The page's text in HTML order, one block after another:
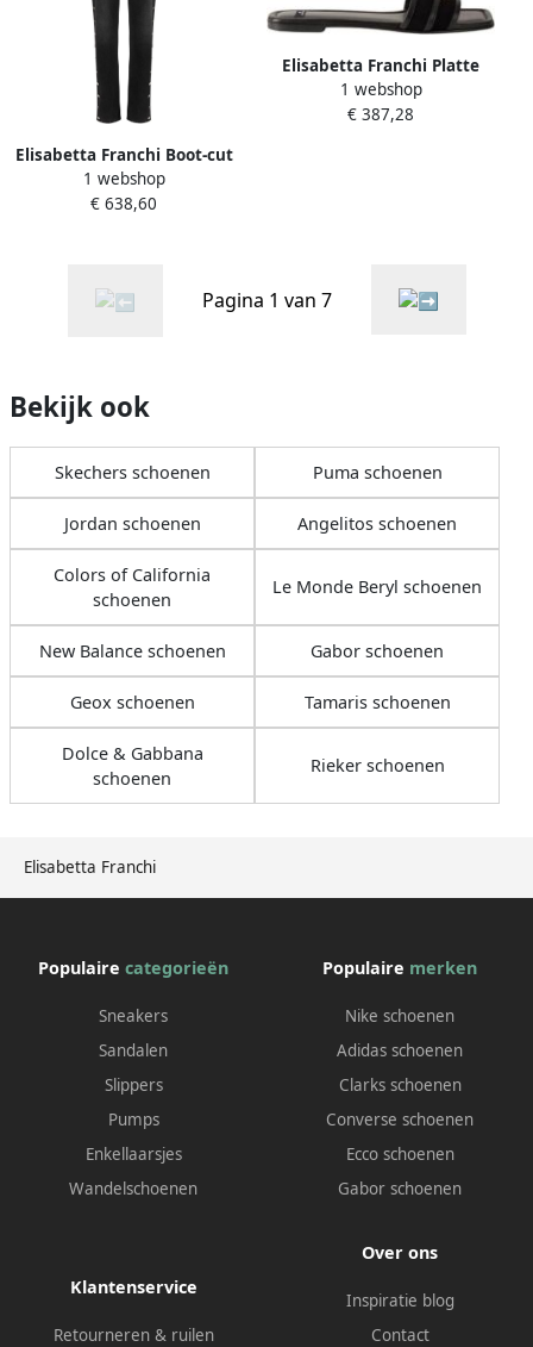
Elisabetta Franchi
Elisabetta Franchi Boot-cut
Jeans
1 webshop
€ 638,60
Elisabetta Franchi Platte
schoenen
1 webshop
€ 387,28
Pagina 1 van 7
Bekijk ook
Skechers schoenen Puma schoenen
Jordan schoenen Angelitos schoenen
Colors of California
schoenen
Le Monde Beryl schoenen
New Balance schoenen Gabor schoenen
Geox schoenen Tamaris schoenen
Dolce & Gabbana
schoenen
Rieker schoenen
Populaire categorieën
Sneakers
Sandalen
Slippers
Pumps
Enkellaarsjes
Wandelschoenen
Populaire merken
Nike schoenen
Adidas schoenen
Clarks schoenen
Converse schoenen
Ecco schoenen
Gabor schoenen
Klantenservice
Retourneren & ruilen
Over ons
Inspiratie blog
Contact